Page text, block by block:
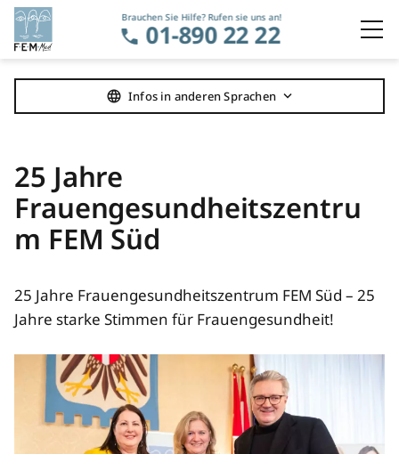
Brauchen Sie Hilfe? Rufen sie uns an!
01-890 22 22
Infos in anderen Sprachen
Navigation überspringen
25 Jahre
Frauengesundheitszentru
m FEM Süd
25 Jahre Frauengesundheitszentrum FEM Süd – 25
Jahre starke Stimmen für Frauengesundheit!